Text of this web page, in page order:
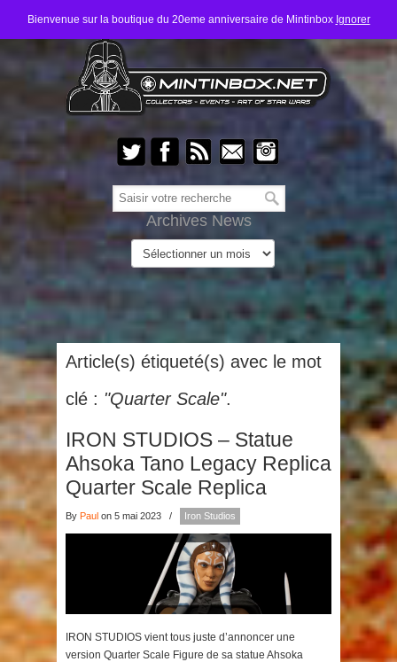
Bienvenue sur la boutique du 20eme anniversaire de Mintinbox Ignorer
Archives News
Article(s) étiqueté(s) avec le mot
clé : "Quarter Scale".
IRON STUDIOS – Statue
Ahsoka Tano Legacy Replica
Quarter Scale Replica
By Paul on 5 mai 2023 / Iron Studios
IRON STUDIOS vient tous juste d’annoncer une
version Quarter Scale Figure de sa statue Ahsoka